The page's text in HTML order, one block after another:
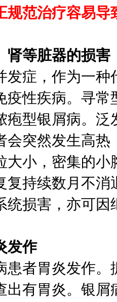
规范治疗容易
肾等脏器的损害
发症，作为一
疫性疾病。寻
疱型银屑病。
会突然发生高
大小，密集的
复持续数月不
统损害，亦可
发作
患者胃炎发作
出有胃炎。银